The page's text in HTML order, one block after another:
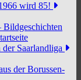
wird 85!
Bildgeschichten
Saarlandliga
der Borussen-